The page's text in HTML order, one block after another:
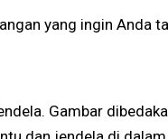
yang ingin Anda
Gambar